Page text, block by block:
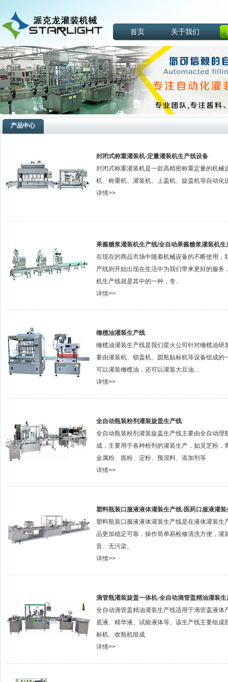
首页 关于我们
产品中心
封闭式称重灌装机-定量灌装机生产线设备
封闭式称重灌装机是一款高精密称重定量的机
机、称重机、灌装机、上盖机、旋盖机等自动化
详情>>
果酱糖浆灌装机生产线/全自动果酱糖浆灌装机生
在现在的商品市场中随着机械设备的不断使用
产线则开始出现在生活中为我们带来更好的服
机生产线就是其中的一种，专..
详情>>
橄榄油灌装生产线
橄榄油灌装生产线是我们星火公司针对橄榄油
要由灌装机、锁盖机、圆瓶贴标机等设备组成
可以灌装橄榄油，还可以灌装大豆油...
详情>>
全自动瓶装粉剂灌装旋盖生产线
全自动瓶装粉剂灌装旋盖生产线主要由全自动
成，主要用于各种粉剂的灌装生产，如灵芝粉
金属粉、面粉、淀粉、预混料、添加剂等
详情>>
塑料瓶装口服液液体灌装生产线-医药口服液灌装
塑料瓶装口服液液体灌装生产线是在液体灌装
品更加稳定可靠，操作简单易检修清洗方便，
音、无污染、
详情>>
滴管瓶灌装旋盖一体机-全自动滴管盖精油灌装生
全自动滴管盖精油灌装生产线适用于滴管盖液
底液、精华液、试验液体等。该生产线主要组
标机、收瓶机组成
详情>>